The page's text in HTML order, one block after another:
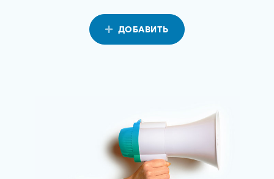
ДОБАВИТЬ